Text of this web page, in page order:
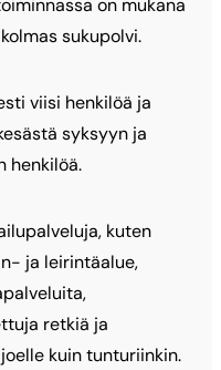
on mukana
sukupolvi.
viisi henkilöä ja
syksyyn ja
henkilöä.
kuten
ja leirintäalue,
retkiä ja
kuin tunturiinkin.